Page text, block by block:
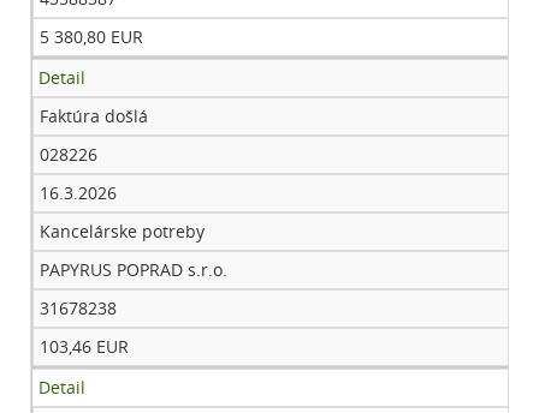
5 380,80 EUR
Detail
Faktúra došlá
028226
16.3.2026
Kancelárske potreby
PAPYRUS POPRAD s.r.o.
31678238
103,46 EUR
Detail